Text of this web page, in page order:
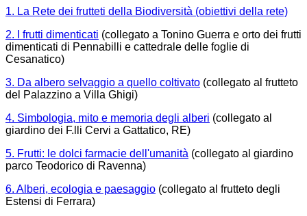
1. La Rete dei frutteti della Biodiversità (obiettivi della rete)
2. I frutti dimenticati (collegato a Tonino Guerra e orto dei frutti
dimenticati di Pennabilli e cattedrale delle foglie di
Cesanatico)
3. Da albero selvaggio a quello coltivato (collegato al frutteto
del Palazzino a Villa Ghigi)
4. Simbologia, mito e memoria degli alberi (collegato al
giardino dei F.lli Cervi a Gattatico, RE)
5. Frutti: le dolci farmacie dell'umanità (collegato al giardino
parco Teodorico di Ravenna)
6. Alberi, ecologia e paesaggio (collegato al frutteto degli
Estensi di Ferrara)